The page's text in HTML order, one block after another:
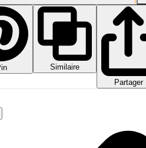
Similaire
Partager